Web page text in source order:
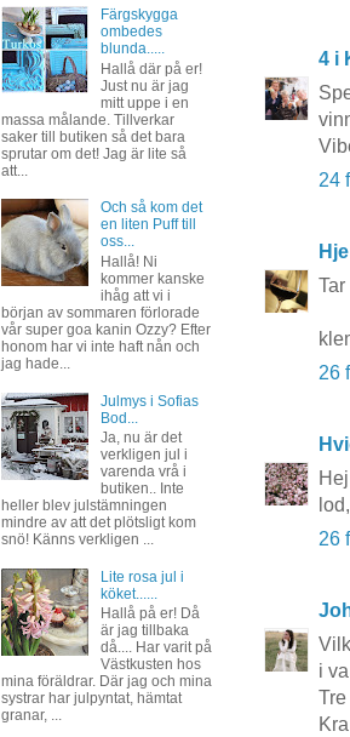
4 i
24
26
26
i
Färgskygga
ombedes
blunda.....
Hallå där på er!
Just nu är jag
mitt uppe i en
massa målande. Tillverkar
saker till butiken så det bara
sprutar om det! Jag är lite så
att...
Och så kom det
en liten Puff till
oss...
Hallå! Ni
kommer kanske
ihåg att vi i
början av sommaren förlorade
vår super goa kanin Ozzy? Efter
honom har vi inte haft nån och
jag hade...
Julmys i Sofias
Bod...
Ja, nu är det
verkligen jul i
varenda vrå i
butiken.. Inte
heller blev julstämningen
mindre av att det plötsligt kom
snö! Känns verkligen ...
Lite rosa jul i
köket......
Hallå på er! Då
är jag tillbaka
då.... Har varit på
Västkusten hos
mina föräldrar. Där jag och mina
systrar har julpyntat, hämtat
granar, ...